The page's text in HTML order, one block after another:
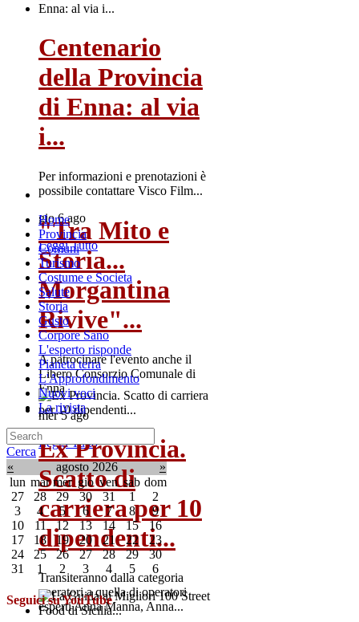
Centenario
della Provincia
di Enna: al via
i...
Per informazioni e prenotazioni è
possibile contattare Visco Film...
gio 6 ago
Leggi Tutto
"Tra Mito e
Storia...
Morgantina
Rivive"...
A patrocinare l'evento anche il
Libero Consorzio Comunale di
Enna
mer 5 ago
Leggi Tutto
Ex Provincia.
Scatto di
carriera per 10
dipendenti...
Transiteranno dalla categoria
operatori a quella di operatori
esperti Anna Manna, Anna...
Home
Provincia
Comuni
Turismo
Costume e Societa
Salute
Storia
Gusto
Corpore Sano
L'esperto risponde
Pianeta terra
L'Approfondimento
Nuovi voci
La rivista
Cerca
«
agosto 2026
»
lun mar mer gio ven sab dom
27
28 29 30 31 1
2
3
4 5 6 7 8
9
10
11 12 13 14 15
16
17
18 19 20 21 22
23
24
25 26 27 28 29
30
31
1 2 3 4 5 6
Seguici su YouTube